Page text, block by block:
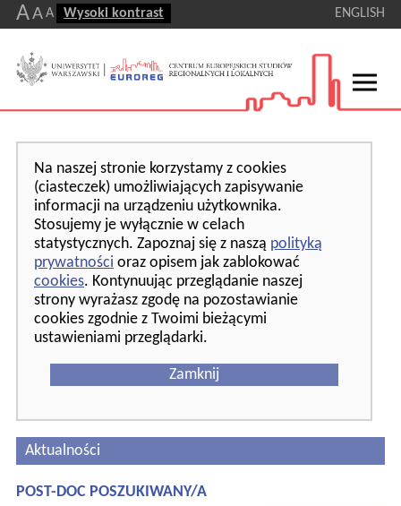
AA A Wysoki kontrast ENGLISH
Na naszej stronie korzystamy z cookies
(ciasteczek) umożliwiających zapisywanie
informacji na urządzeniu użytkownika.
Stosujemy je wyłącznie w celach
statystycznych. Zapoznaj się z naszą polityką
prywatności oraz opisem jak zablokować
cookies. Kontynuując przeglądanie naszej
strony wyrażasz zgodę na pozostawianie
cookies zgodnie z Twoimi bieżącymi
ustawieniami przeglądarki.
Zamknij
Aktualności
POST-DOC POSZUKIWANY/A